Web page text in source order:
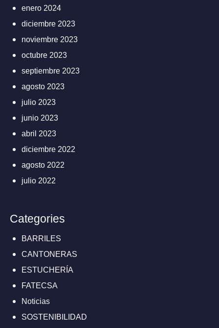
enero 2024
diciembre 2023
noviembre 2023
octubre 2023
septiembre 2023
agosto 2023
julio 2023
junio 2023
abril 2023
diciembre 2022
agosto 2022
julio 2022
Categories
BARRILES
CANTONERAS
ESTUCHERÍA
FATECSA
Noticias
SOSTENIBILIDAD